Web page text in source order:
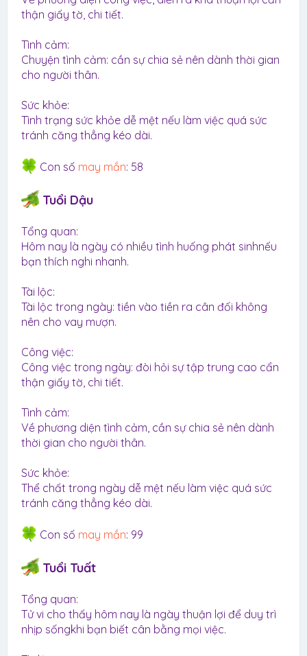
thận giấy tờ, chi tiết.
Tình cảm:
Chuyện tình cảm: cần sự chia sẻ nên dành thời gian
cho người thân.
Sức khỏe:
Tình trạng sức khỏe dễ mệt nếu làm việc quá sức
tránh căng thẳng kéo dài.
Con số may mắn: 58
Tuổi Dậu
Tổng quan:
Hôm nay là ngày có nhiều tình huống phát sinhnếu
bạn thích nghi nhanh.
Tài lộc:
Tài lộc trong ngày: tiền vào tiền ra cân đối không
nên cho vay mượn.
Công việc:
Công việc trong ngày: đòi hỏi sự tập trung cao cẩn
thận giấy tờ, chi tiết.
Tình cảm:
Về phương diện tình cảm, cần sự chia sẻ nên dành
thời gian cho người thân.
Sức khỏe:
Thể chất trong ngày dễ mệt nếu làm việc quá sức
tránh căng thẳng kéo dài.
Con số may mắn: 99
Tuổi Tuất
Tổng quan:
Tử vi cho thấy hôm nay là ngày thuận lợi để duy trì
nhịp sốngkhi bạn biết cân bằng mọi việc.